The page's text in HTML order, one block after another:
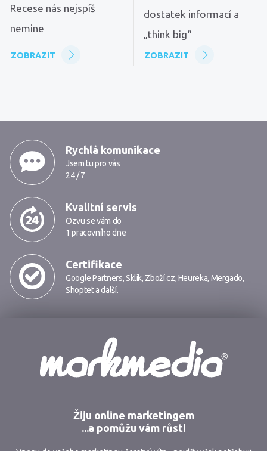
Recese nás nejspíš
nemine
ZOBRAZIT
dostatek informací a
„think big“
ZOBRAZIT
MarkMedia
Rychlá komunikace
Jsem tu pro vás
24 / 7
Kvalitní servis
Ozvu se vám do
1 pracovního dne
Certifikace
Google Partners,Sklik, Zboží.cz,Heureka, Mergado,
Shopteta další.
Žiju online marketingem
...a pomůžu vám růst!